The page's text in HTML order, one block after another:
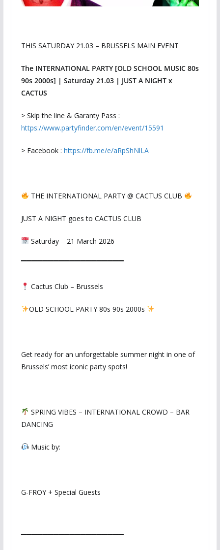
THIS SATURDAY 21.03 – BRUSSELS MAIN EVENT
The INTERNATIONAL PARTY [OLD SCHOOL MUSIC 80s
90s 2000s] | Saturday 21.03 | JUST A NIGHT x
CACTUS
> Skip the line & Garanty Pass :
https://www.partyfinder.com/en/event/15591
> Facebook : https://fb.me/e/aRpShNlLA
THE INTERNATIONAL PARTY @ CACTUS CLUB
JUST A NIGHT goes to CACTUS CLUB
Saturday – 21 March 2026
▔▔▔▔▔▔▔▔▔▔▔▔▔▔▔▔▔▔▔
Cactus Club – Brussels
OLD SCHOOL PARTY 80s 90s 2000s
Get ready for an unforgettable summer night in one of
Brussels’ most iconic party spots!
SPRING VIBES – INTERNATIONAL CROWD – BAR
DANCING
Music by:
G-FROY + Special Guests
▔▔▔▔▔▔▔▔▔▔▔▔▔▔▔▔▔▔▔